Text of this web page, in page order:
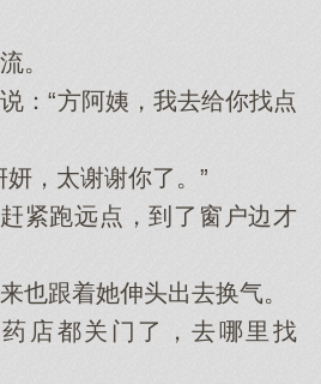
。
“方阿姨，我去给你‌找点
，太谢谢你‌了。”
跑远点，到了窗户边才
跟着她伸头出去换气。
店都关门了，去哪里找